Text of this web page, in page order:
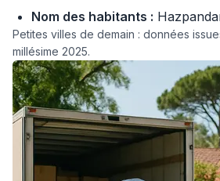
Nom des habitants :
Petites villes de demain : données
millésime 2025.